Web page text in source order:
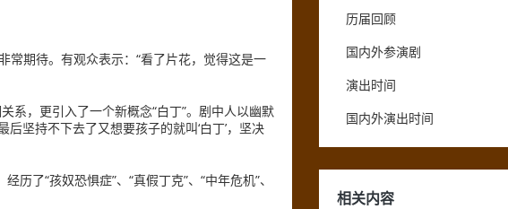
常期待。有观众表示：“看了片花，觉得这是一
系，更引入了一个新概念“白丁”。剧中人以幽默
后坚持不下去了又想要孩子的就叫‘白丁’，坚决
历了“孩奴恐惧症”、“真假丁克”、“中年危机”、
历届回顾
国内外参演剧
演出时间
国内外演出时间
相关内容